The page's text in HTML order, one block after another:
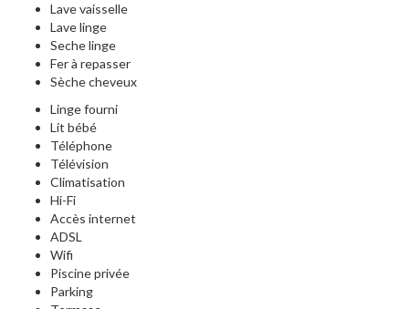
Lave vaisselle
Lave linge
Seche linge
Fer à repasser
Sèche cheveux
Linge fourni
Lit bébé
Téléphone
Télévision
Climatisation
Hi-Fi
Accès internet
ADSL
Wifi
Piscine privée
Parking